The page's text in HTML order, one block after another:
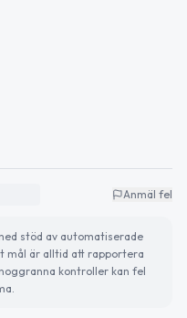
Anmäl fel
stöd av automatiserade
mål är alltid att rapportera
kontroller kan fel